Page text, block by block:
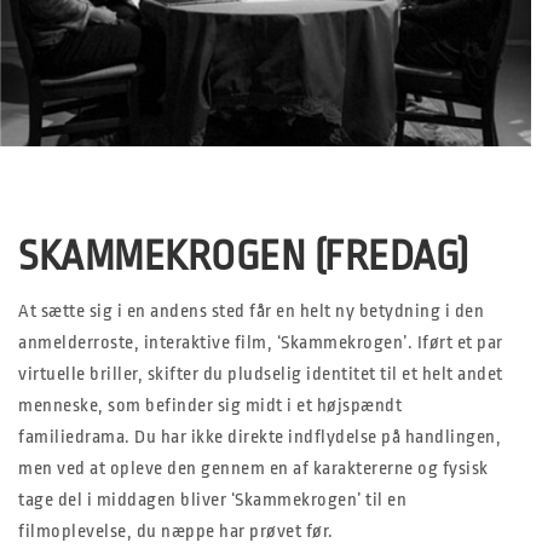
SKAMMEKROGEN (FREDAG)
At sætte sig i en andens sted får en helt ny betydning i den
anmelderroste, interaktive film, ‘Skammekrogen’. Iført et par
virtuelle briller, skifter du pludselig identitet til et helt andet
menneske, som befinder sig midt i et højspændt
familiedrama. Du har ikke direkte indflydelse på handlingen,
men ved at opleve den gennem en af karaktererne og fysisk
tage del i middagen bliver ‘Skammekrogen’ til en
filmoplevelse, du næppe har prøvet før.